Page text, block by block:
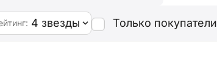
4 звезды Только покупатели